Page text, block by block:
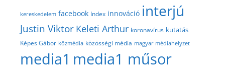
kereskedelem facebook Index innováció interjú
Justin Viktor Keleti Arthur koronavírus kutatás
Képes Gábor közmédia közösségi média magyar médiahelyzet
media1 media1 műsor